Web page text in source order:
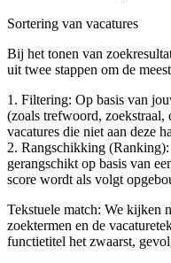
Sortering van vacatures
Bij het tonen van
uit twee stappen om de
1. Filtering: Op basis van
(zoals trefwoord, zoekstraal,
vacatures die niet aan deze
2. Rangschikking
gerangschikt op basis van
score wordt als volgt
Tekstuele match: We kijken
zoektermen en de
functietitel het zwaarst,